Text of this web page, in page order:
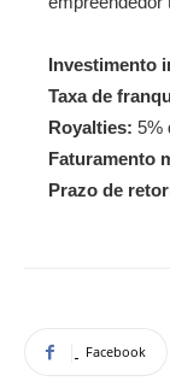
Investimento
Taxa de
Royalties: 5%
Faturamento
Prazo de
Facebook